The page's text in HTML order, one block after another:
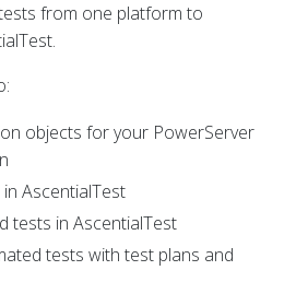
from one platform to
objects for your PowerServer
AscentialTest
tests in AscentialTest
tests with test plans and